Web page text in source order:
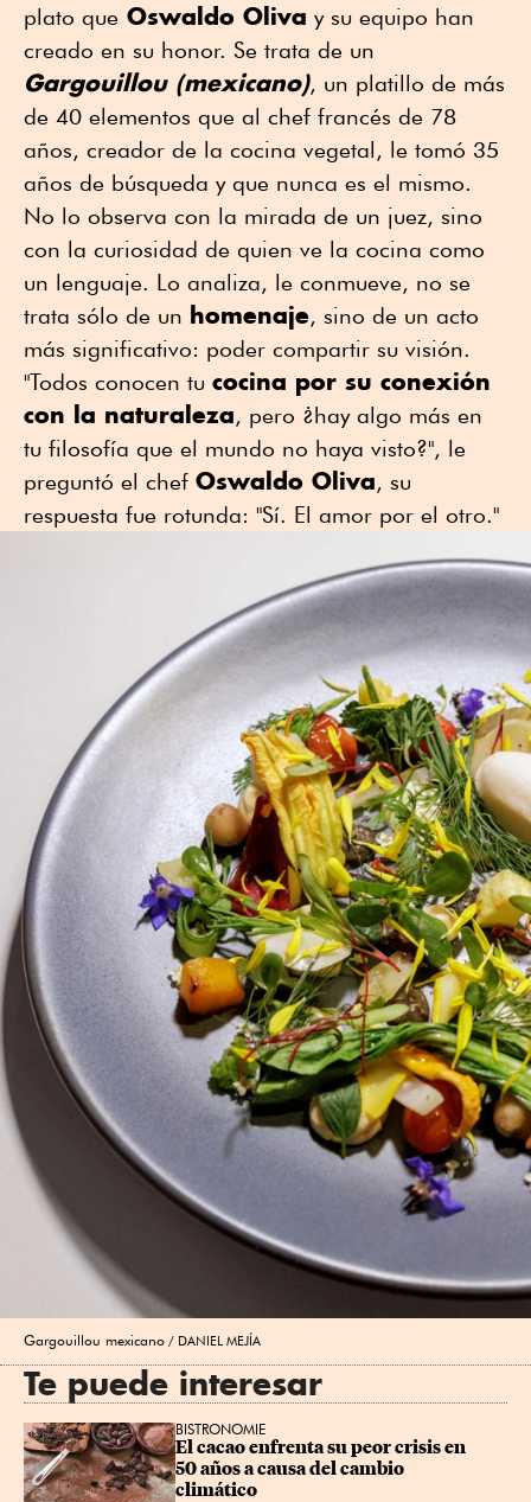
plato que Oswaldo Oliva y su equipo han
creado en su honor. Se trata de un
Gargouillou (mexicano), un platillo de más
de 40 elementos que al chef francés de 78
años, creador de la cocina vegetal, le tomó 35
años de búsqueda y que nunca es el mismo.
No lo observa con la mirada de un juez, sino
con la curiosidad de quien ve la cocina como
un lenguaje. Lo analiza, le conmueve, no se
trata sólo de un homenaje, sino de un acto
más significativo: poder compartir su visión.
"Todos conocen tu cocina por su conexión
con la naturaleza, pero ¿hay algo más en
tu filosofía que el mundo no haya visto?", le
preguntó el chef Oswaldo Oliva, su
respuesta fue rotunda: "Sí. El amor por el otro."
Gargouillou mexicano DANIEL MEJÍA
Te puede interesar
BISTRONOMIE
El cacao enfrenta su peor crisis en
50 años a causa del cambio
climático